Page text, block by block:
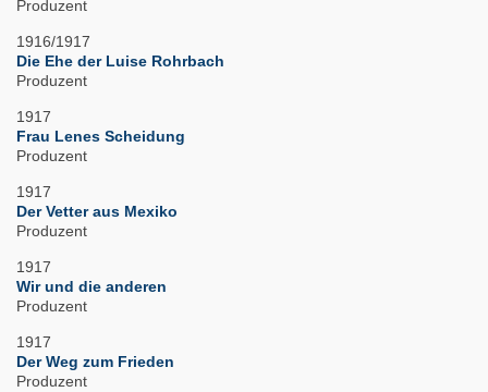
Produzent
1916/1917
Die Ehe der Luise Rohrbach
Produzent
1917
Frau Lenes Scheidung
Produzent
1917
Der Vetter aus Mexiko
Produzent
1917
Wir und die anderen
Produzent
1917
Der Weg zum Frieden
Produzent